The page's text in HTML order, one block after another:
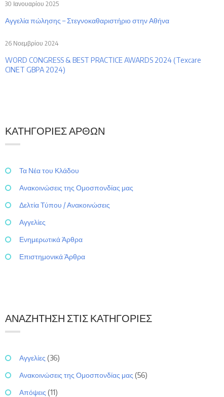
Αγγελία πώλησης – Στεγνοκαθαριστήριο στην Αθήνα
30 Ιανουαρίου 2025
WORD CONGRESS & BEST PRACTICE AWARDS 2024 (Texcare
CINET GBPA 2024)
26 Νοεμβρίου 2024
ΚΑΤΗΓΟΡΊΕΣ ΆΡΘΩΝ
Τα Νέα του Κλάδου
Ανακοινώσεις της Ομοσπονδίας μας
Δελτία Τύπου / Ανακοινώσεις
Αγγελίες
Ενημερωτικά Άρθρα
Επιστημονικά Άρθρα
ΑΝΑΖΉΤΗΣΗ ΣΤΙΣ ΚΑΤΗΓΟΡΊΕΣ
Αγγελίες (36)
Ανακοινώσεις της Ομοσπονδίας μας (56)
Απόψεις (11)